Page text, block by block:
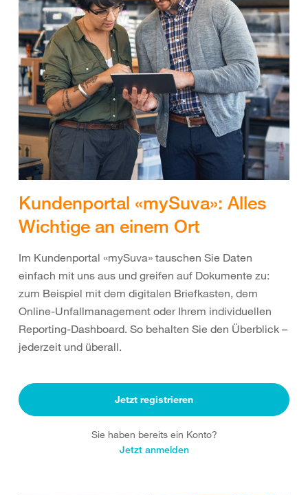
Kundenportal «mySuva»: Alles
Wichtige an einem Ort
Im Kundenportal «mySuva» tauschen Sie Daten
einfach mit uns aus und greifen auf Dokumente zu:
zum Beispiel mit dem digitalen Briefkasten, dem
Online-Unfallmanagement oder Ihrem individuellen
Reporting-Dashboard. So behalten Sie den Überblick –
jederzeit und überall.
Jetzt registrieren
Sie haben bereits ein Konto?
Jetzt anmelden